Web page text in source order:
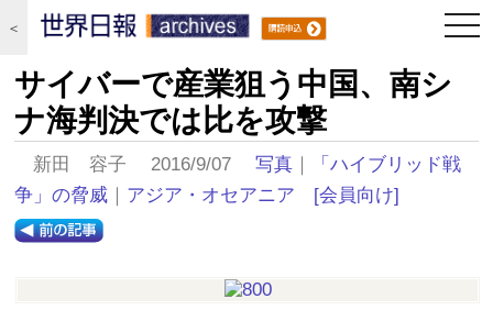
＜
サイバーで産業狙う中国、南シ
ナ海判決では比を攻撃
新田 容子 2016/9/07写真 ｜
「ハイブリッド戦
争」の脅威 ｜ アジア・オセアニア [会員向け]